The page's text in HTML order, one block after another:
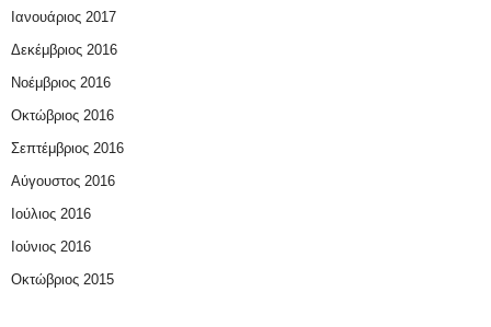
Ιανουάριος 2017
Δεκέμβριος 2016
Νοέμβριος 2016
Οκτώβριος 2016
Σεπτέμβριος 2016
Αύγουστος 2016
Ιούλιος 2016
Ιούνιος 2016
Οκτώβριος 2015